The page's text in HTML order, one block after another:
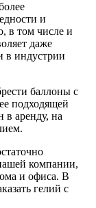
и
в том числе и
даже
в индустрии
баллоны с
подходящей
в аренду, на
компании,
и офиса. В
гелий с